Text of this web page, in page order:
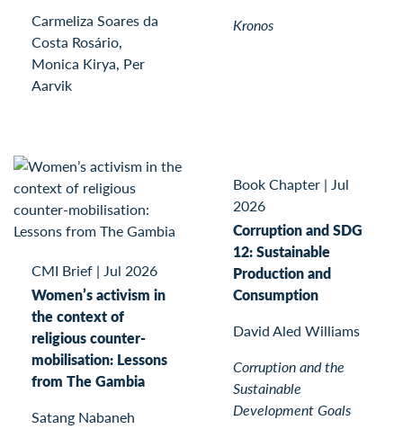
Carmeliza Soares da
Costa Rosário,
Monica Kirya, Per
Aarvik
Kronos
CMI Brief | Jul 2026
Women’s activism in
the context of
religious counter-
mobilisation: Lessons
from The Gambia
Satang Nabaneh
Book Chapter | Jul
2026
Corruption and SDG
12: Sustainable
Production and
Consumption
David Aled Williams
Corruption and the
Sustainable
Development Goals